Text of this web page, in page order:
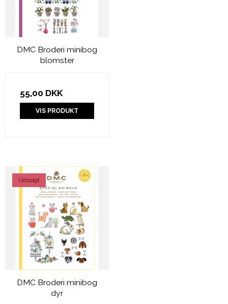
DMC Broderi minibog
blomster
55,00 DKK
VIS PRODUKT
Udsolgt
DMC Broderi minibog
dyr